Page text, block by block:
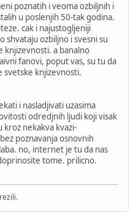
poznatih i veoma ozbiljnih i
u poslenjih 50-tak godina.
cak i najustogljeniji
ozbiljno i svesni su
knjizevnosti. a banalno
fanovi, poput vas, su tu da
knjizevnosti.
i nasladjivati uzasima
odredjnih ljudi koji visak
kroz nekakva kvazi-
poznavanja osnovnih
no, internet je tu da nas
tome. prilicno.